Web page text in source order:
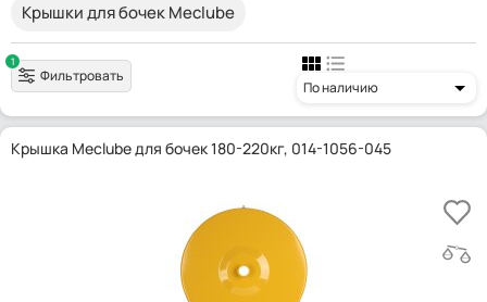
Крышки для бочек Meclube
1
Фильтровать
По наличию
Крышка Meclube для бочек 180-220кг, 014-1056-045